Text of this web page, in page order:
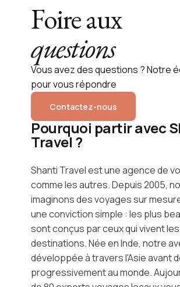
Foire aux
questions
Vous avez des questions ? Notre
pour vous répondre
Contactez-nous
Pourquoi partir avec
Travel ?
Shanti Travel est une agence de
comme les autres. Depuis 2005,
imaginons des voyages sur
une conviction simple : les plus
sont conçus par ceux qui vivent les
destinations. Née en Inde, notre
développée à travers l'Asie avant
progressivement au monde.